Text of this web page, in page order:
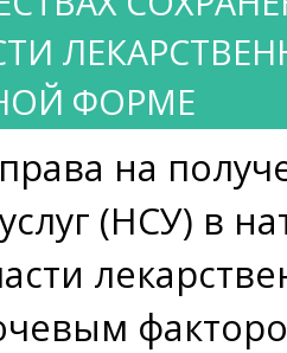
ФОРМЕ
на
(НСУ) в